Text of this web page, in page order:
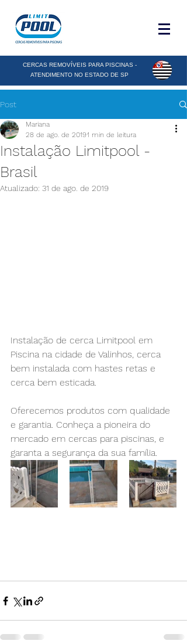
CERCAS REMOVÍVEIS PARA PISCINAS -
ATENDIMENTO NO ESTADO DE SP
Post
Instalação Limitpool -
Brasil
Mariana
28 de ago. de 20191 min de leitura
Atualizado: 31 de ago. de 2019
Instalação de cerca Limitpool em
Piscina na cidade de Valinhos, cerca
bem instalada com hastes retas e
cerca bem esticada.
Oferecemos produtos com qualidade
e garantia. Conheça a pioneira do
mercado em cercas para piscinas, e
garanta a segurança da sua família.